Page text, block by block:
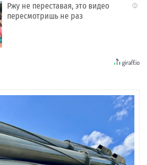
i
Ржу не переставая, это видео
пересмотришь не раз